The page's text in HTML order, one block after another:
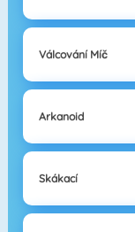
Válcování Míč
Arkanoid
Skákací